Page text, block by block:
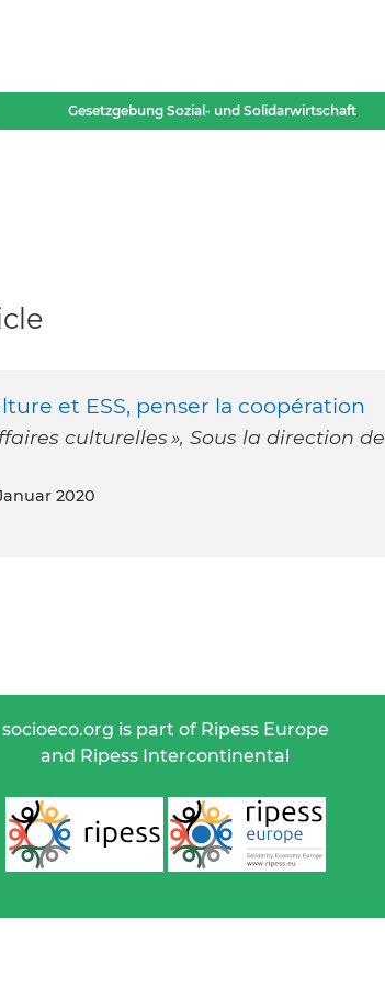
Gesetzgebung Sozial- und Solidarwirtschaft
et ESS, penser la coopération
culturelles », Sous la direction de
2020
socioeco.org is part of Ripess Europe
and Ripess Intercontinental